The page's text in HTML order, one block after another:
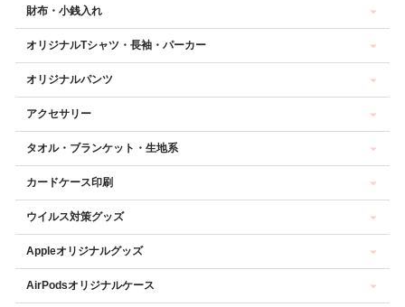
財布・小銭入れ
オリジナルTシャツ・長袖・パーカー
オリジナルパンツ
アクセサリー
タオル・ブランケット・生地系
カードケース印刷
ウイルス対策グッズ
Appleオリジナルグッズ
AirPodsオリジナルケース